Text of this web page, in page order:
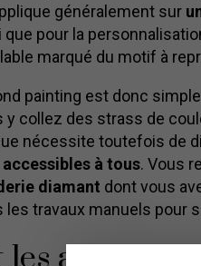
généralement sur
pour la
marqué du motif à
painting est donc
y collez des strass de
nécessite toutefois de
accessibles à tous. Vous
diamant dont vous
les travaux manuels